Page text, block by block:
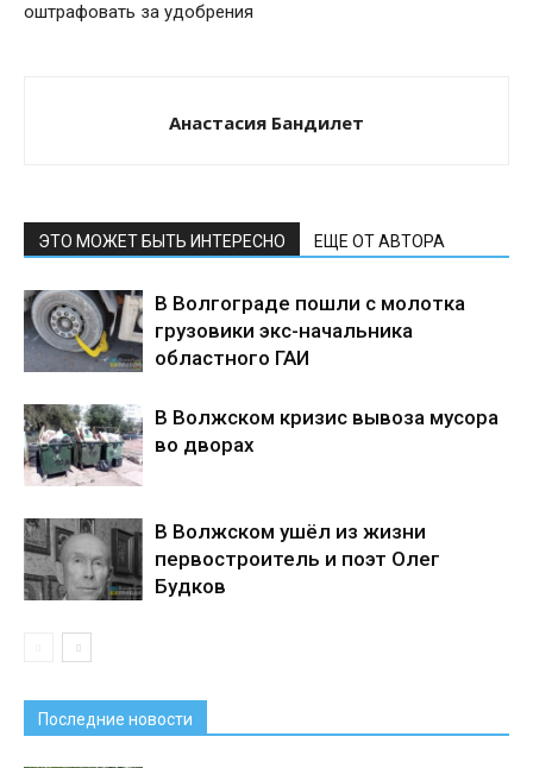
оштрафовать за удобрения
Анастасия Бандилет
ЭТО МОЖЕТ БЫТЬ ИНТЕРЕСНО ЕЩЕ ОТ АВТОРА
В Волгограде пошли с молотка
грузовики экс-начальника
областного ГАИ
В Волжском кризис вывоза мусора
во дворах
В Волжском ушёл из жизни
первостроитель и поэт Олег
Будков
Последние новости